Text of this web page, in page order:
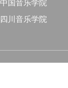
中国音乐学院
四川音乐学院